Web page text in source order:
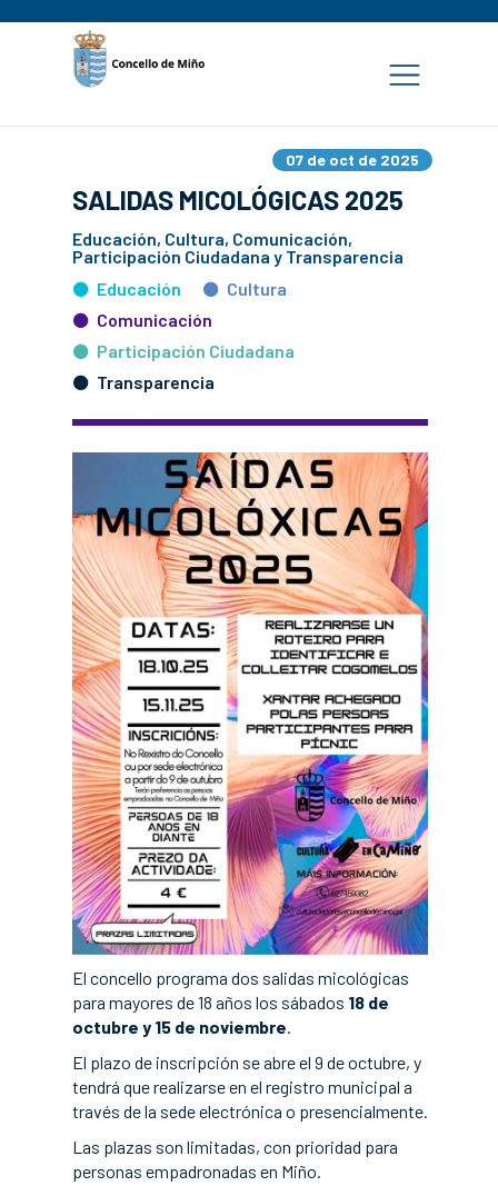
07 de oct de 2025
SALIDAS MICOLÓGICAS 2025
Educación, Cultura, Comunicación,
Participación Ciudadana y Transparencia
Educación
Cultura
Comunicación
Participación Ciudadana
Transparencia
El concello programa dos salidas micológicas
para mayores de 18 años los sábados 18 de
octubre y 15 de noviembre.
El plazo de inscripción se abre el 9 de octubre, y
tendrá que realizarse en el registro municipal a
través de la sede electrónica o presencialmente.
Las plazas son limitadas, con prioridad para
personas empadronadas en Miño.